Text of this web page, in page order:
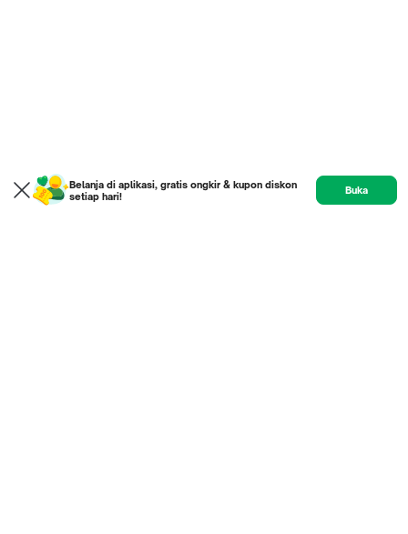
Belanja di aplikasi, gratis ongkir & kupon diskon
setiap hari!
Buka